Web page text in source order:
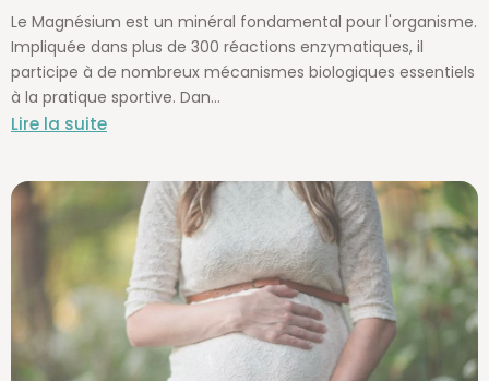
Le Magnésium est un minéral fondamental pour l'organisme.
Impliquée dans plus de 300 réactions enzymatiques, il
participe à de nombreux mécanismes biologiques essentiels
à la pratique sportive. Dan...
Lire la suite